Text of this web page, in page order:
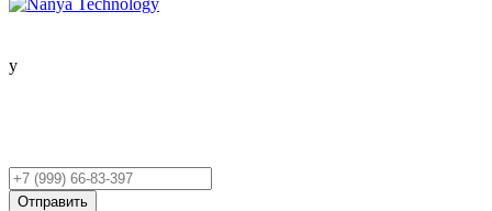
Ваш
телефон
Отправить